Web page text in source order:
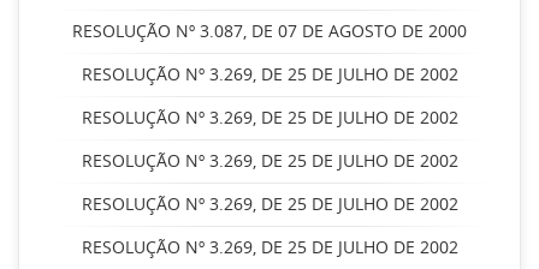
RESOLUÇÃO Nº 3.087, DE 07 DE AGOSTO DE 2000
RESOLUÇÃO Nº 3.269, DE 25 DE JULHO DE 2002
RESOLUÇÃO Nº 3.269, DE 25 DE JULHO DE 2002
RESOLUÇÃO Nº 3.269, DE 25 DE JULHO DE 2002
RESOLUÇÃO Nº 3.269, DE 25 DE JULHO DE 2002
RESOLUÇÃO Nº 3.269, DE 25 DE JULHO DE 2002